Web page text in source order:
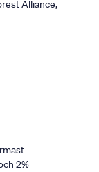
Alliance,
2%